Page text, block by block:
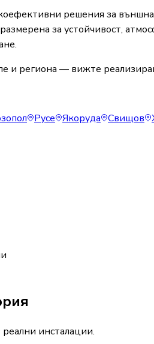
решения за
за устойчивост,
и региона — вижте
Русе Якоруда Свищов
реални инсталации.